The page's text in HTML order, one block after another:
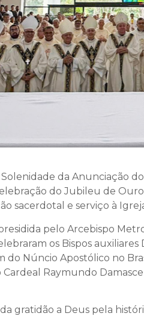
da Anunciação
do Jubileu de
sacerdotal e serviço à
pelo Arcebispo
os Bispos
do Núncio Apostólico no
Raymundo
gratidão a Deus pela